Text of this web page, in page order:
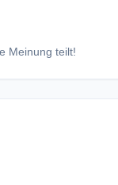
Meinung teilt!